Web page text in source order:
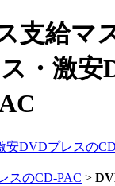
支給マ
・激安
スのCD-PAC >